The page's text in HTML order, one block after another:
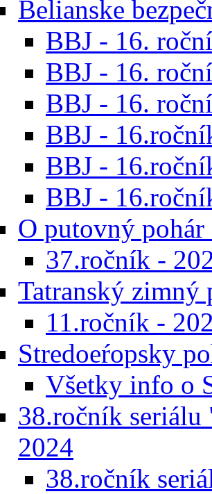
Belianske
BBJ - 16.
BBJ - 16.
BBJ - 16.
BBJ -
BBJ -
BBJ -
O putovný
37.ročník -
Tatranský zimný
11.ročník -
Stredoeŕopsky
Všetky info o
38.ročník
2024
38.ročník